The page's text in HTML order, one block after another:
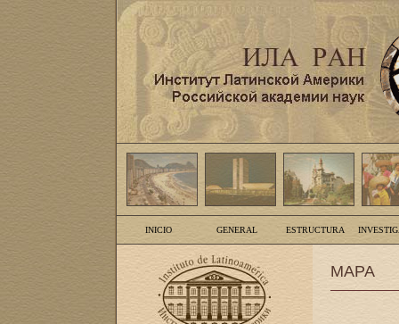
INICIO GENERAL ESTRUCTURA
MAPA